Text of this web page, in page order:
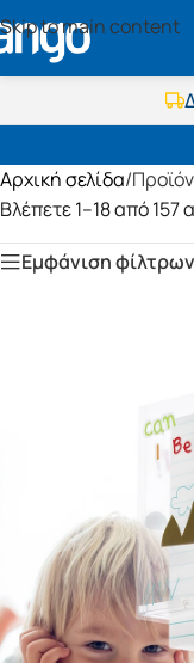
Skip to main content
Αρχική σελίδα/
Βλέπετε 1–18 από 157
Εμφάνιση φίλτρων